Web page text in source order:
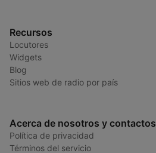
Recursos
Locutores
Widgets
Blog
Sitios web de radio por país
Acerca de nosotros y contactos
Política de privacidad
Términos del servicio